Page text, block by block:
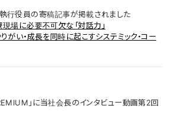
執行役員の寄稿記事が掲載されました
場に必要不可欠な「対話力」
がい・成長を同時に起こすシステミック・コー
」に当社会長のインタビュー動画第2回